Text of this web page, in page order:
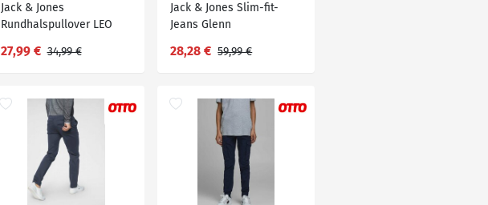
Jack & Jones
Rundhalspullover LEO
27,99 € 34,99 €
Jack & Jones Slim-fit-
Jeans Glenn
28,28 € 59,99 €